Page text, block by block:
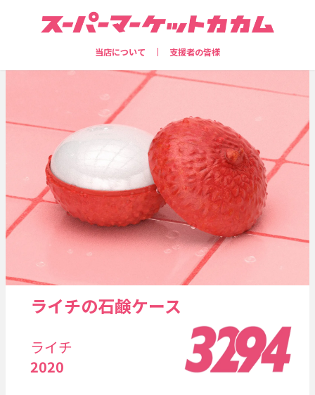
当店について 支援者の皆様
ライチの石鹸ケース
ライチ
2020